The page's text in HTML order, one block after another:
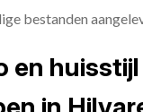
bestanden
en huisstijl